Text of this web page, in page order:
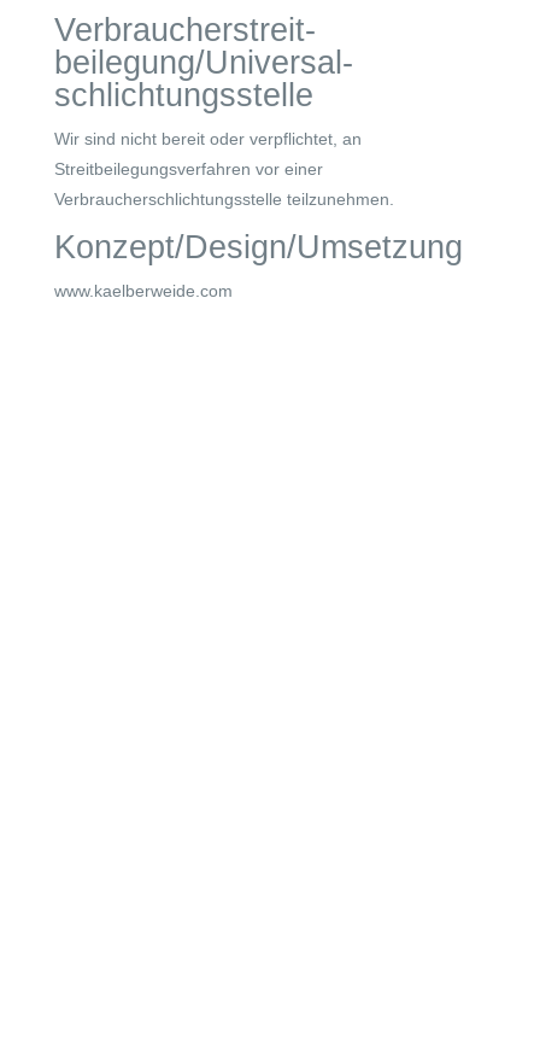
Verbraucher­streit­
beilegung/Universal­
schlichtungs­stelle
Wir sind nicht bereit oder verpflichtet, an
Streitbeilegungsverfahren vor einer
Verbraucherschlichtungsstelle teilzunehmen.
Konzept/Design/Umsetzung
www.kaelberweide.com